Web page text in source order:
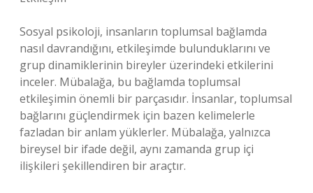
Sosyal psikoloji, insanların toplumsal bağlamda
nasıl davrandığını, etkileşimde bulunduklarını ve
grup dinamiklerinin bireyler üzerindeki etkilerini
inceler. Mübalağa, bu bağlamda toplumsal
etkileşimin önemli bir parçasıdır. İnsanlar, toplumsal
bağlarını güçlendirmek için bazen kelimelerle
fazladan bir anlam yüklerler. Mübalağa, yalnızca
bireysel bir ifade değil, aynı zamanda grup içi
ilişkileri şekillendiren bir araçtır.